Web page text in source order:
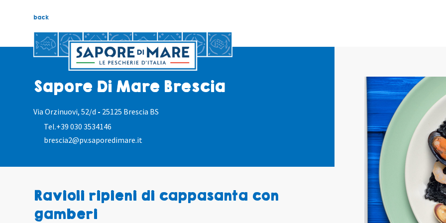
back
Sapore Di Mare Brescia
Via Orzinuovi, 52/d - 25125 Brescia BS
Tel.+39 030 3534146
brescia2@pv.saporedimare.it
Ravioli ripieni di cappasanta con
gamberi